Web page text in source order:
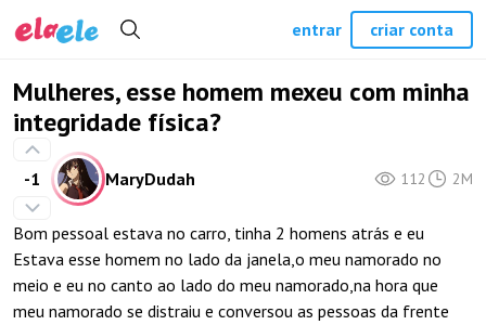
Mulheres, esse homem mexeu com minha
integridade física?
-1 MaryDudah 112 2M
Bom pessoal estava no carro, tinha 2 homens atrás e eu
Estava esse homem no lado da janela,o meu namorado no
meio e eu no canto ao lado do meu namorado,na hora que
meu namorado se distraiu e conversou as pessoas da frente
entrar criar conta